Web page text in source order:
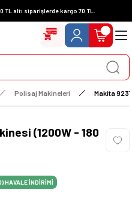
altı siparişlerde kargo 70 TL.
Polisaj Makineleri Makita
(1200W - 180
HAVALE İNDİRİMİ